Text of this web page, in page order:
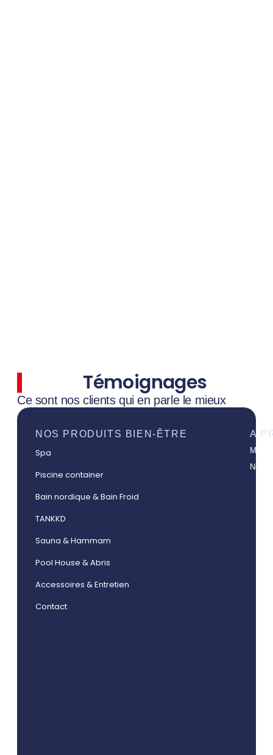
Témoignages
Ce sont nos clients qui en parle le mieux
NOS PRODUITS BIEN-ÊTRE
Spa
Piscine container
Bain nordique & Bain Froid
TANKKD
Sauna & Hammam
Pool House & Abris
Accessoires & Entretien
Contact
A
Nos